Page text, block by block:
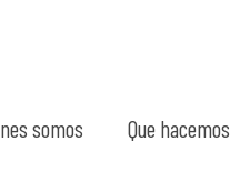
somos Que hacemos